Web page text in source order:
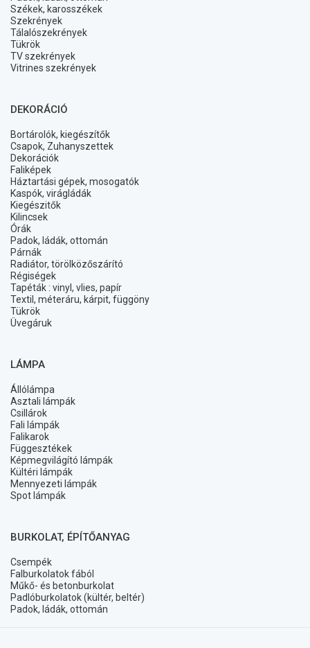
Székek, karosszékek
Szekrények
Tálalószekrények
Tükrök
TV szekrények
Vitrines szekrények
DEKORÁCIÓ
Bortárolók, kiegészítők
Csapok, Zuhanyszettek
Dekorációk
Faliképek
Háztartási gépek, mosogatók
Kaspók, virágládák
Kiegészitők
Kilincsek
Órák
Padok, ládák, ottomán
Párnák
Radiátor, törölközőszárító
Régiségek
Tapéták : vinyl, vlies, papír
Textil, méteráru, kárpit, függöny
Tükrök
Üvegáruk
LÁMPA
Állólámpa
Asztali lámpák
Csillárok
Fali lámpák
Falikarok
Függesztékek
Képmegvilágító lámpák
Kültéri lámpák
Mennyezeti lámpák
Spot lámpák
BURKOLAT, ÉPÍTŐANYAG
Csempék
Falburkolatok fából
Műkő- és betonburkolat
Padlóburkolatok (kültér, beltér)
Padok, ládák, ottomán